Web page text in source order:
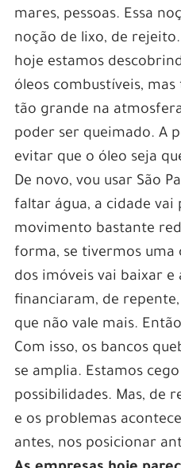
mares, pessoas. Essa
noção de lixo, de
hoje estamos
óleos combustíveis,
tão grande na
poder ser queimado. A
evitar que o óleo seja
De novo, vou usar São
faltar água, a cidade vai
movimento bastante
forma, se tivermos uma
dos imóveis vai baixar e
financiaram, de
que não vale mais.
Com isso, os bancos
se amplia. Estamos
possibilidades. Mas, de
e os problemas
antes, nos posicionar